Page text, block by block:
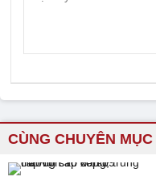
CÙNG CHUYÊN MỤC